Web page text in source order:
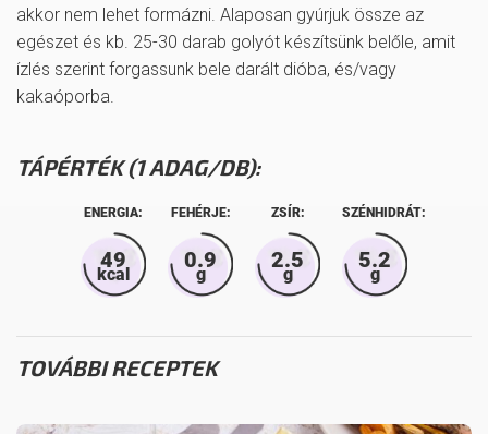
TÁPÉRTÉK (1 ADAG/DB):
ENERGIA:
49
kcal
FEHÉRJE:
0.9
g
ZSÍR:
2.5
g
SZÉNHIDRÁT:
5.2
g
akkor nem lehet formázni. Alaposan gyúrjuk össze az
egészet és kb. 25-30 darab golyót készítsünk belőle, amit
ízlés szerint forgassunk bele darált dióba, és/vagy
kakaóporba.
TOVÁBBI RECEPTEK